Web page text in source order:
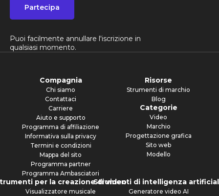
Partecipa
Puoi facilmente annullare l'iscrizione in
qualsiasi momento.
Compagnia
Chi siamo
Contattaci
Carriere
Aiuto e supporto
Programma di affiliazione
Informativa sulla privacy
Termini e condizioni
Mappa del sito
Programma partner
Programma Ambasciatori
Risorse
Strumenti di marchio
Blog
Categorie
Video
Marchio
Progettazione grafica
Sito web
Modello
per la creazione di video
Visualizzatore musicale
Strumenti di intelligenza
Generatore video AI